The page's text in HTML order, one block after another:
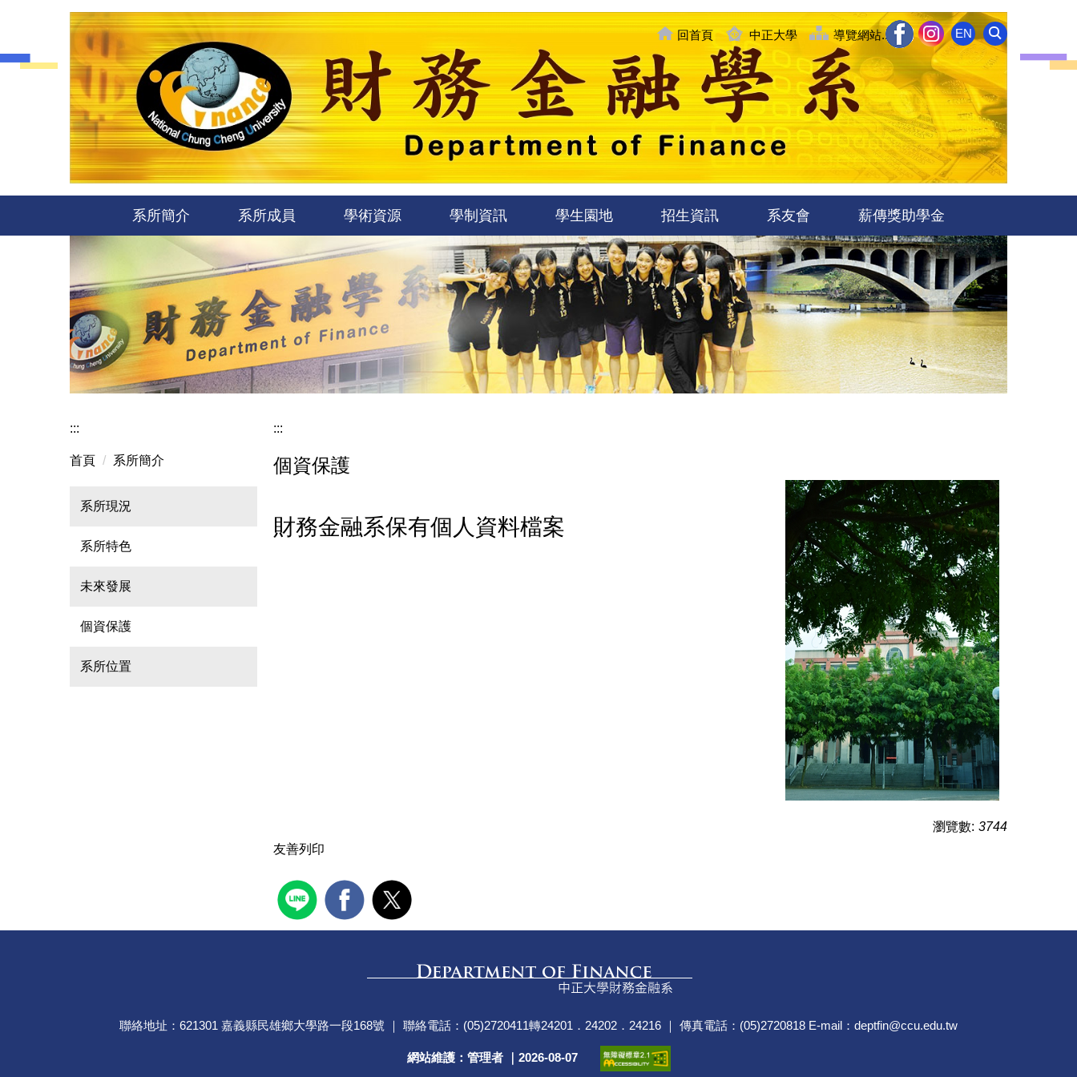
主
回首頁 中正大學 導覽網站........ EN
系所簡介 系所成員 學術資源 學制資訊 學生園地 招生資訊 系友會 薪傳獎助學金
:::
首頁 系所簡介
系所現況
系所特色
未來發展
個資保護
系所位置
:::
個資保護
財務金融系保有個人資料檔案
瀏覽數: 3744
友善列印
聯絡地址：621301 嘉義縣民雄鄉大學路一段168號 ｜ 聯絡電話：(05)2720411轉24201．24202．24216 ｜ 傳真電話：(05)2720818 E-mail：deptfin@ccu.edu.tw
網站維護：管理者 ｜ 2026-08-07